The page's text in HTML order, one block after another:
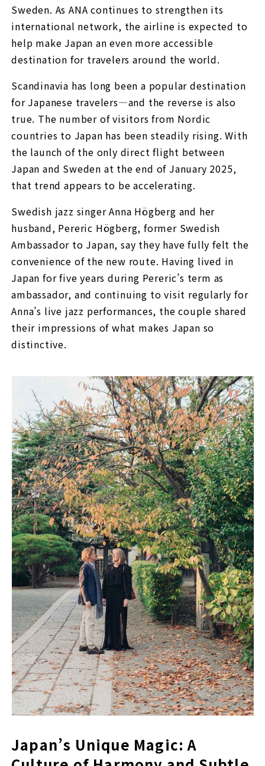
Sweden. As ANA continues to strengthen its
international network, the airline is expected to
help make Japan an even more accessible
destination for travelers around the world.
Scandinavia has long been a popular destination
for Japanese travelers—and the reverse is also
true. The number of visitors from Nordic
countries to Japan has been steadily rising. With
the launch of the only direct flight between
Japan and Sweden at the end of January 2025,
that trend appears to be accelerating.
Swedish jazz singer Anna Högberg and her
husband, Pereric Högberg, former Swedish
Ambassador to Japan, say they have fully felt the
convenience of the new route. Having lived in
Japan for five years during Pereric’s term as
ambassador, and continuing to visit regularly for
Anna’s live jazz performances, the couple shared
their impressions of what makes Japan so
distinctive.
Japan’s Unique Magic: A